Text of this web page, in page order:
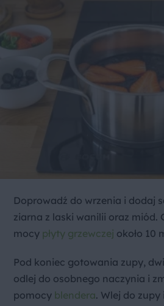
Doprowadź do wrzenia i dodaj
ziarna z laski wanilii oraz miód.
mocy płyty grzewczej około 10
Pod koniec gotowania zupy,
odlej do osobnego naczynia i
pomocy blendera. Wlej do